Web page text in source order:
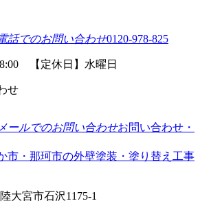
0120-978-825
【定休日】水曜日
せ
お問い合わせ・
大宮市石沢1175-1